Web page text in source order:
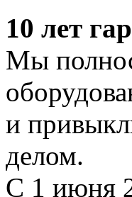
10 лет
Мы
и
делом.
С 1 июня